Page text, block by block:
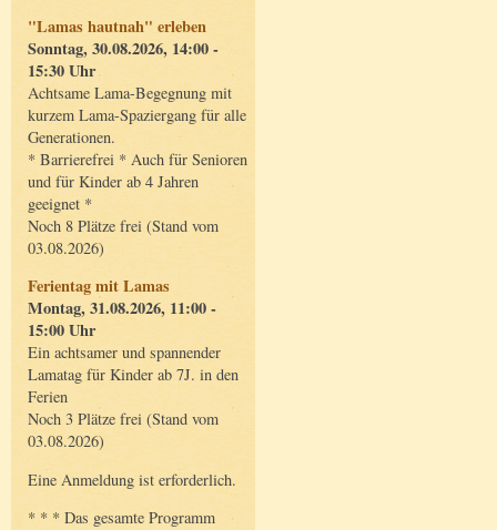
"Lamas hautnah" erleben
Sonntag, 30.08.2026, 14:00 -
15:30 Uhr
Achtsame Lama-Begegnung mit
kurzem Lama-Spaziergang für alle
Generationen.
* Barrierefrei * Auch für Senioren
und für Kinder ab 4 Jahren
geeignet *
Noch 8 Plätze frei (Stand vom
03.08.2026)
Ferientag mit Lamas
Montag, 31.08.2026, 11:00 -
15:00 Uhr
Ein achtsamer und spannender
Lamatag für Kinder ab 7J. in den
Ferien
Noch 3 Plätze frei (Stand vom
03.08.2026)
Eine Anmeldung ist erforderlich.
* * * Das gesamte Programm